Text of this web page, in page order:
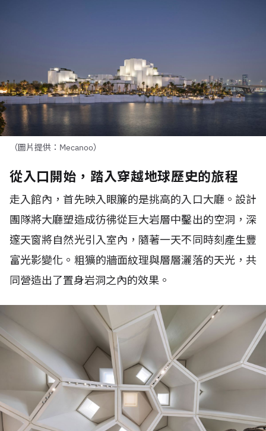
（圖片提供：Mecanoo）
從入口開始，踏入穿越地球歷史的旅程
走入館內，首先映入眼簾的是挑高的入口大廳。設計
團隊將大廳塑造成彷彿從巨大岩層中鑿出的空洞，深
邃天窗將自然光引入室內，隨著一天不同時刻產生豐
富光影變化。粗獷的牆面紋理與層層灑落的天光，共
同營造出了置身岩洞之內的效果。